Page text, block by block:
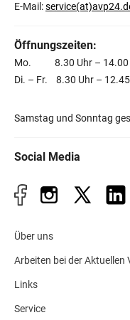
E-Mail:
Öffnungszeiten:
Mo. 8.30 Uhr – 14.00
Di. – Fr. 8.30 Uhr –
Samstag und Sonntag
Social Media
Über uns
Arbeiten bei der Aktuellen
Links
Service